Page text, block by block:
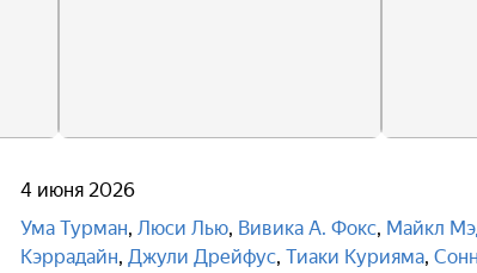
4 июня 2026
Ума Турман, Люси Лью, Вивика А. Фокс, Майкл
Кэррадайн, Джули Дрейфус, Тиаки Курияма,